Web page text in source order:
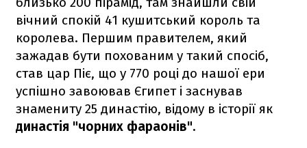
вічний спокій 41 кушитський король та
королева. Першим правителем, який
зажадав бути похованим у такий спосіб,
став цар Піє, що у 770 році до нашої ери
успішно завоював Єгипет і заснував
знамениту 25 династію, відому в історії як
династія "чорних фараонів".